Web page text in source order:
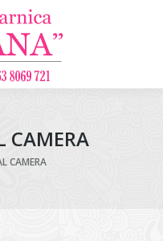
CAMERA
CAMERA